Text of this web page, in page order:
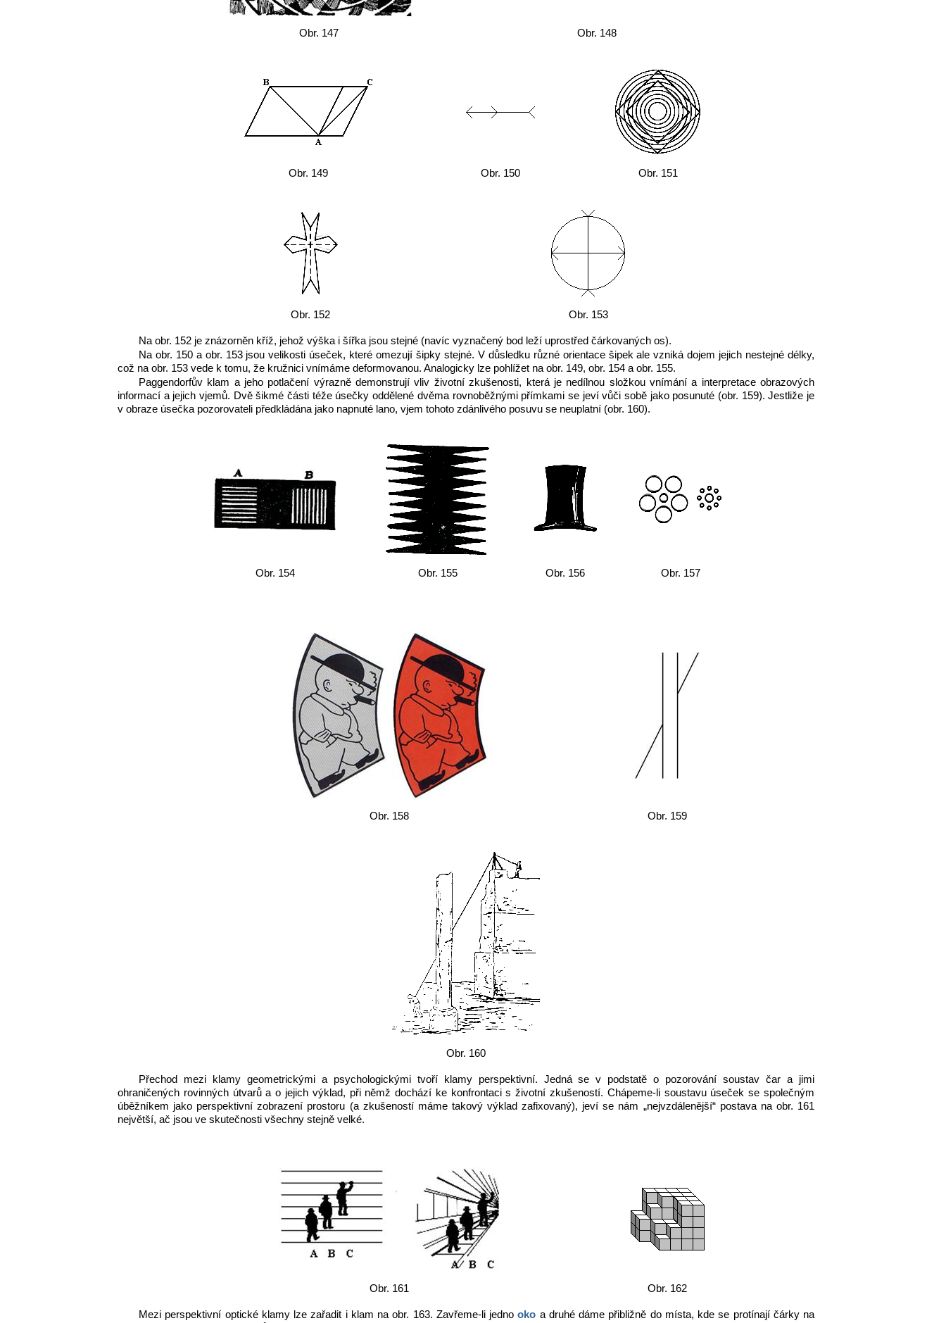
Obr. 147 Obr. 148
Obr. 149 Obr. 150 Obr. 151
Obr. 152 Obr. 153
Na obr. 152 je znázorněn kříž, jehož výška i šířka jsou stejné (navíc vyznačený bod leží uprostřed čárkovaných os).
Na obr. 150 a obr. 153 jsou velikosti úseček, které omezují šipky stejné. V důsledku různé orientace šipek ale vzniká dojem jejich nestejné délky,
což na obr. 153 vede k tomu, že kružnici vnímáme deformovanou. Analogicky lze pohlížet na obr. 149, obr. 154 a obr. 155.
Paggendorfův klam a jeho potlačení výrazně demonstrují vliv životní zkušenosti, která je nedílnou složkou vnímání a interpretace obrazových
informací a jejich vjemů. Dvě šikmé části téže úsečky oddělené dvěma rovnoběžnými přímkami se jeví vůči sobě jako posunuté (obr. 159). Jestliže je
v obraze úsečka pozorovateli předkládána jako napnuté lano, vjem tohoto zdánlivého posuvu se neuplatní (obr. 160).
Obr. 154 Obr. 155 Obr. 156 Obr. 157
Obr. 158 Obr. 159
Obr. 160
Přechod mezi klamy geometrickými a psychologickými tvoří klamy perspektivní. Jedná se v podstatě o pozorování soustav čar a jimi
ohraničených rovinných útvarů a o jejich výklad, při němž dochází ke konfrontaci s životní zkušeností. Chápeme-li soustavu úseček se společným
úběžníkem jako perspektivní zobrazení prostoru (a zkušeností máme takový výklad zafixovaný), jeví se nám „nejvzdálenější“ postava na obr. 161
největší, ač jsou ve skutečnosti všechny stejně velké.
Obr. 161 Obr. 162
Mezi perspektivní optické klamy lze zařadit i klam na obr. 163. Zavřeme-li jednooko a druhé dáme přibližně do místa, kde se protínají čárky na